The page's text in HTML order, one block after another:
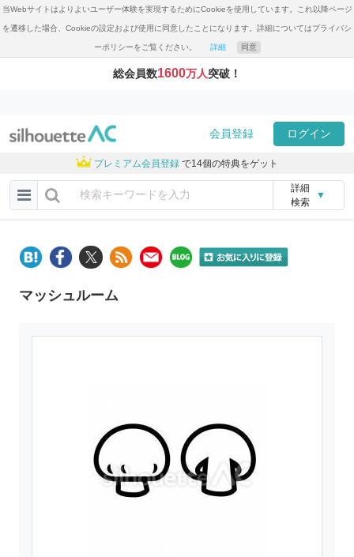
当Webサイトはよりよいユーザー体験を実現するためにCookieを使用しています。これ以降ページ
を遷移した場合、Cookieの設定および使用に同意したことになります。詳細についてはプライバシ
ーポリシーをご覧ください。 詳細 同意
総会員数1600万人突破！
会員登録 ログイン
プレミアム会員登録 で14個の特典をゲット
詳細
検索
▼
マッシュルーム